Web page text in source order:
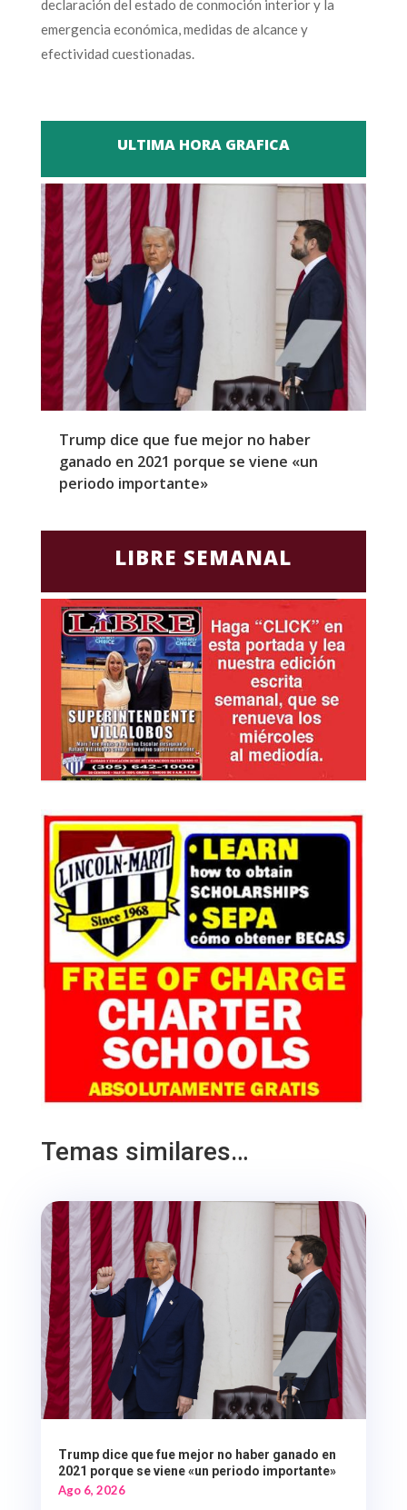
declaración del estado de conmoción interior y la
emergencia económica, medidas de alcance y
efectividad cuestionadas.
ULTIMA HORA GRAFICA
Trump dice que fue mejor no haber
ganado en 2021 porque se viene «un
periodo importante»
LIBRE SEMANAL
Temas similares…
Trump dice que fue mejor no haber ganado en
2021 porque se viene «un periodo importante»
Ago 6, 2026